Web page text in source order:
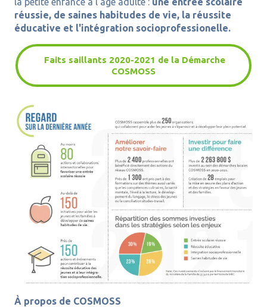
réussie, de saines habitudes de vie, la réussite
éducative et l'intégration socioprofessionelle.
Faits saillants 2020-2021 de la Démarche
COSMOSS
À propos de COSMOSS